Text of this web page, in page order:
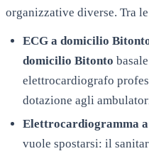
organizzative diverse. Tra
ECG a domicilio
domicilio Bitonto
elettrocardiografo
dotazione agli
Elettrocardiogramma a
vuole spostarsi: il